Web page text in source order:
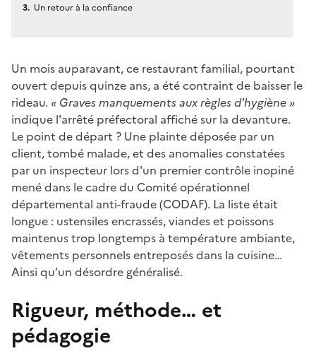
Un retour à la confiance
Un mois auparavant, ce restaurant familial, pourtant
ouvert depuis quinze ans, a été contraint de baisser le
rideau. « Graves manquements aux règles d'hygiène »
indique l'arrêté préfectoral affiché sur la devanture.
Le point de départ ? Une plainte déposée par un
client, tombé malade, et des anomalies constatées
par un inspecteur lors d'un premier contrôle inopiné
mené dans le cadre du Comité opérationnel
départemental anti-fraude (CODAF). La liste était
longue : ustensiles encrassés, viandes et poissons
maintenus trop longtemps à température ambiante,
vêtements personnels entreposés dans la cuisine…
Ainsi qu’un désordre généralisé.
Rigueur, méthode… et
pédagogie